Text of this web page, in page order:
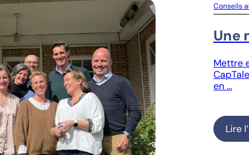
Conseils
Une
Mettre
en …
Lire